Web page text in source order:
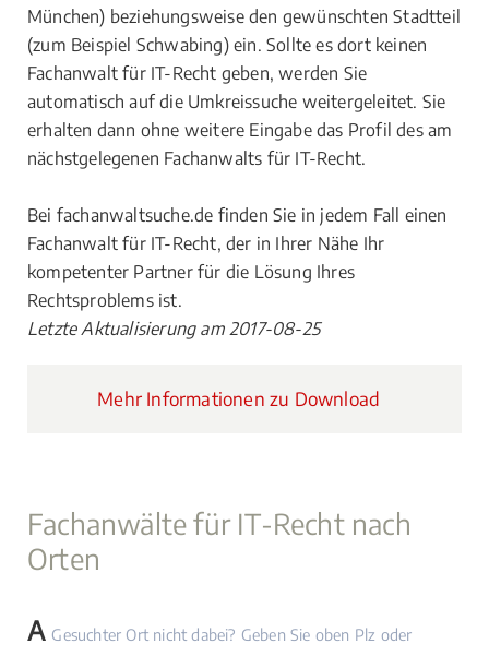
München) beziehungsweise den gewünschten Stadtteil
(zum Beispiel Schwabing) ein. Sollte es dort keinen
Fachanwalt für IT-Recht geben, werden Sie
automatisch auf die Umkreissuche weitergeleitet. Sie
erhalten dann ohne weitere Eingabe das Profil des am
nächstgelegenen Fachanwalts für IT-Recht.
Bei fachanwaltsuche.de finden Sie in jedem Fall einen
Fachanwalt für IT-Recht, der in Ihrer Nähe Ihr
kompetenter Partner für die Lösung Ihres
Rechtsproblems ist.
Letzte Aktualisierung am 2017-08-25
Mehr Informationen zu Download
Fachanwälte für IT-Recht nach
Orten
A Gesuchter Ort nicht dabei? Geben Sie oben Plz oder